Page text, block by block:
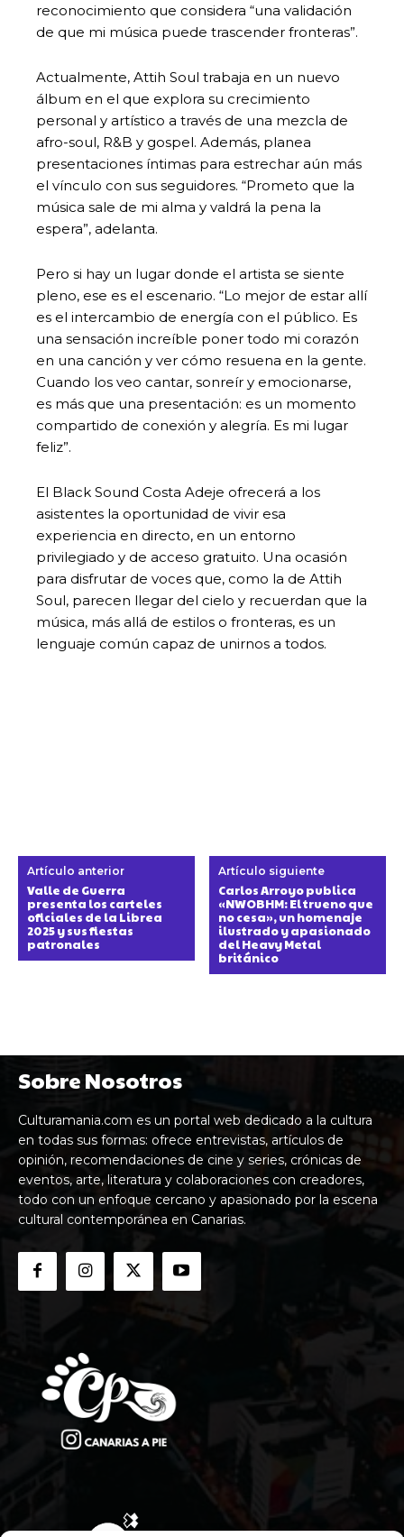
reconocimiento que considera “una validación
de que mi música puede trascender fronteras”.
Actualmente, Attih Soul trabaja en un nuevo
álbum en el que explora su crecimiento
personal y artístico a través de una mezcla de
afro-soul, R&B y gospel. Además, planea
presentaciones íntimas para estrechar aún más
el vínculo con sus seguidores. “Prometo que la
música sale de mi alma y valdrá la pena la
espera”, adelanta.
Pero si hay un lugar donde el artista se siente
pleno, ese es el escenario. “Lo mejor de estar allí
es el intercambio de energía con el público. Es
una sensación increíble poner todo mi corazón
en una canción y ver cómo resuena en la gente.
Cuando los veo cantar, sonreír y emocionarse,
es más que una presentación: es un momento
compartido de conexión y alegría. Es mi lugar
feliz”.
El Black Sound Costa Adeje ofrecerá a los
asistentes la oportunidad de vivir esa
experiencia en directo, en un entorno
privilegiado y de acceso gratuito. Una ocasión
para disfrutar de voces que, como la de Attih
Soul, parecen llegar del cielo y recuerdan que la
música, más allá de estilos o fronteras, es un
lenguaje común capaz de unirnos a todos.
Artículo anterior
Valle de Guerra
presenta los carteles
oficiales de la Librea
2025 y sus fiestas
patronales
Artículo siguiente
Carlos Arroyo publica
«NWOBHM: El trueno que
no cesa», un homenaje
ilustrado y apasionado
del Heavy Metal
británico
Sobre Nosotros
Culturamania.com es un portal web dedicado a la cultura
en todas sus formas: ofrece entrevistas, artículos de
opinión, recomendaciones de cine y series, crónicas de
eventos, arte, literatura y colaboraciones con creadores,
todo con un enfoque cercano y apasionado por la escena
cultural contemporánea en Canarias.